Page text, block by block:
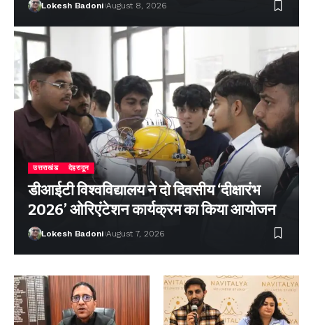
Lokesh Badoni August 8, 2026
उत्तराखंड देहरादून
डीआईटी विश्वविद्यालय ने दो दिवसीय ‘दीक्षारंभ
2026’ ओरिएंटेशन कार्यक्रम का किया आयोजन
Lokesh Badoni August 7, 2026